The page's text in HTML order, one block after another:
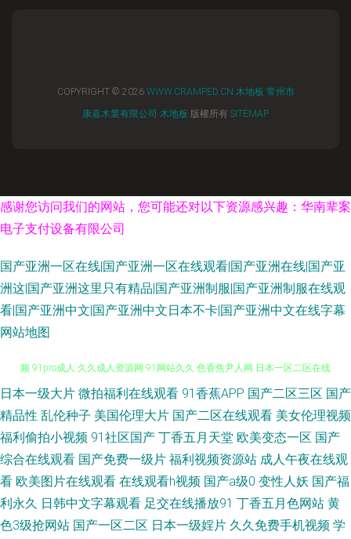
COPYRIGHT © 2026 WWW.CRAMPED.CN 木地板 常州市
康嘉木業有限公司 木地板 版權所有 SITEMAP
感谢您访问我们的网站，您可能还对以下资源感兴趣：华南辈案
电子支付设备有限公司
国产亚洲一区在线|国产亚洲一区在线观看|国产亚洲在线|国产亚
洲这|国产亚洲这里只有精品|国产亚洲制服|国产亚洲制服在线观
看|国产亚洲中文|国产亚洲中文日本不卡|国产亚洲中文在线字幕
网站地图
国产大神背着在线播放 成全观看高清完整版免费动漫电影 亚洲伦理 成全视
频 91pro成人 久久成人资源网 91网站久久 色香焦尹人网 日本一区二区在线
处在线观看 日本三级大片 国产视频传媒色 原来神马电影网在线观看高清免
日本一级大片 微拍福利在线观看 91香蕉APP 国产二区三区 国产
精品性 乱伦种子 美国伦理大片 国产二区在线观看 美女伦理视频
福利偷拍小视频 91社区国产 丁香五月天堂 欧美变态一区 国产
综合在线观看 国产免费一级片 福利视频资源站 成人午夜在线观
看 欧美图片在线观看 在线观看h视频 国产a级0 变性人妖 国产福
利永久 日韩中文字幕观看 足交在线播放91 丁香五月色网站 黄
色3级抢网站 国产一区二区 日本一级婬片 久久免费手机视频 学